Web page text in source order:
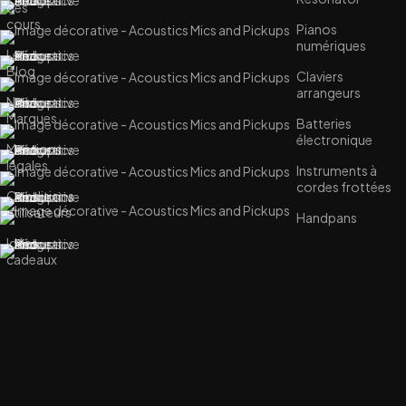
des
cours
Le
Blog
Nos
Marques
Mentions
légales
Conditions
utilisateurs
Idées
cadeaux
Pianos
numériques
Claviers
arrangeurs
Batteries
électronique
Instruments à
cordes frottées
Handpans